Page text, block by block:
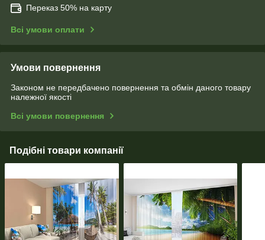
Переказ 50% на карту
Всі умови оплати
Умови повернення
Законом не передбачено повернення та обмін даного товару
належної якості
Всі умови повернення
Подібні товари компанії